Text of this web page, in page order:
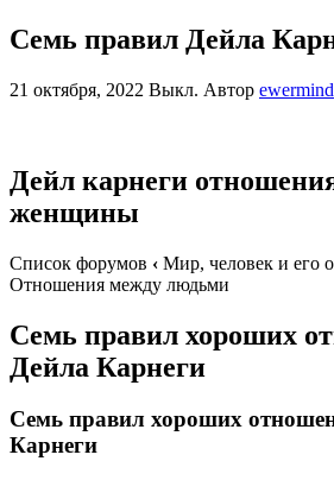
Семь правил Дейла
21 октября, 2022 Выкл. Автор ewermind
Дейл карнеги
женщины
Список форумов ‹ Мир, человек и его
Отношения между людьми
Семь правил хороших
Дейла Карнеги
Семь правил хороших
Карнеги